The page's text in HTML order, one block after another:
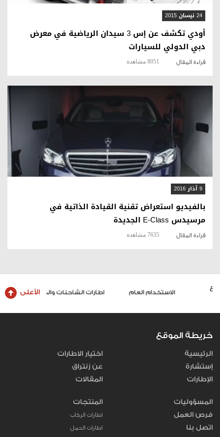
24 نيسان 2015
أودي تكشف عن إس 3 سيدان الرياضية في معرض
دبي الدولي للسيارات
قراءة المقال 8051 مشاهدة
9 آذار 2016
بالفيديو استعراض تقنية القيادة الذاتية في
مرسيدس E-Class الجديدة
قراءة المقال 7635 مشاهدة
الاستخدام العام اطارات الشاحنات والحافلات الأعلى
خريطة الموقع
الرئيسية
إستشارة
الإطارات
اختيار الاطارات
عن زنتراق
المقالات
المسؤوليات
فرص العمل
اتصل بنا
المنتجات
اطارات الركاب
اطارات الحمل